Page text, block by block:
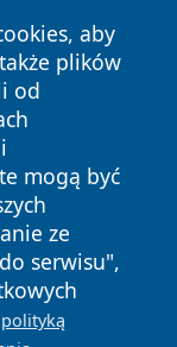
aby
plików
od
mogą być
ze
serwisu",
polityką
prawa
Polityka
Cookies